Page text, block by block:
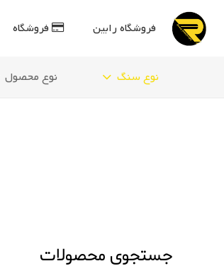
فروشگاه رابین فروشگاه
نوع سنگ نوع محصول
جستجوی محصولات